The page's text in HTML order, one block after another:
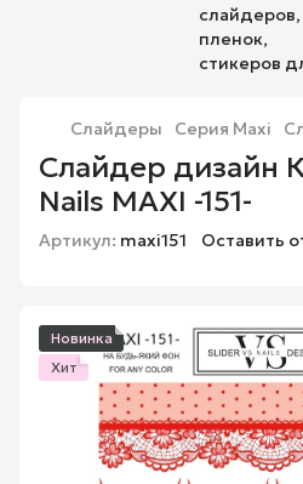
Слайдеры Серия Maxi
Слайдер дизайн
Nails MAXI -151-
Артикул: maxi151 Оставить
Новинка
Хит